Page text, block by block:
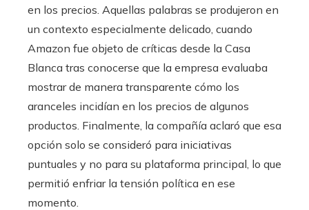
en los precios. Aquellas palabras se produjeron en
un contexto especialmente delicado, cuando
Amazon fue objeto de críticas desde la Casa
Blanca tras conocerse que la empresa evaluaba
mostrar de manera transparente cómo los
aranceles incidían en los precios de algunos
productos. Finalmente, la compañía aclaró que esa
opción solo se consideró para iniciativas
puntuales y no para su plataforma principal, lo que
permitió enfriar la tensión política en ese
momento.